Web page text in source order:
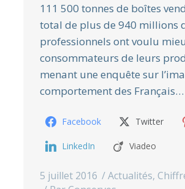
111 500 tonnes de boîtes
total de plus de 940 millions
professionnels ont voulu
consommateurs de leurs
menant une enquête sur
comportement des Français…
Facebook Twitter
LinkedIn Viadeo
5 juillet 2016 Actualités,